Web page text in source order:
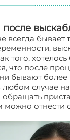
всегда бывает
того,
что после
бывают более
случае
обращать
можно отнести